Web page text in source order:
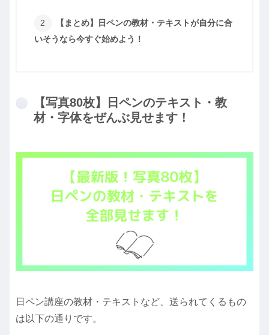
【まとめ】日ペンの教材・テキストが自分に合
いそうなら今すぐ始めよう！
【写真80枚】日ペンのテキスト・教
材・字体をぜんぶ見せます！
日ペン講座の教材・テキストなど、送られてくるもの
は以下の通りです。